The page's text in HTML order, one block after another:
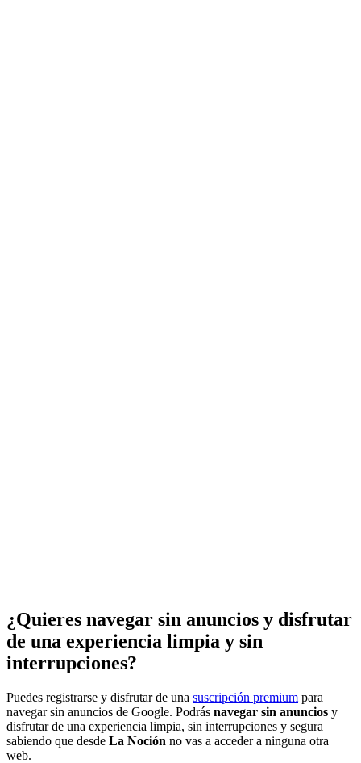
¿Quieres navegar sin anuncios y disfrutar
de una experiencia limpia y sin
interrupciones?
Puedes registrarse y disfrutar de una suscripción premium para
navegar sin anuncios de Google. Podrás navegar sin anuncios y
disfrutar de una experiencia limpia, sin interrupciones y segura
sabiendo que desde La Noción no vas a acceder a ninguna otra
web.